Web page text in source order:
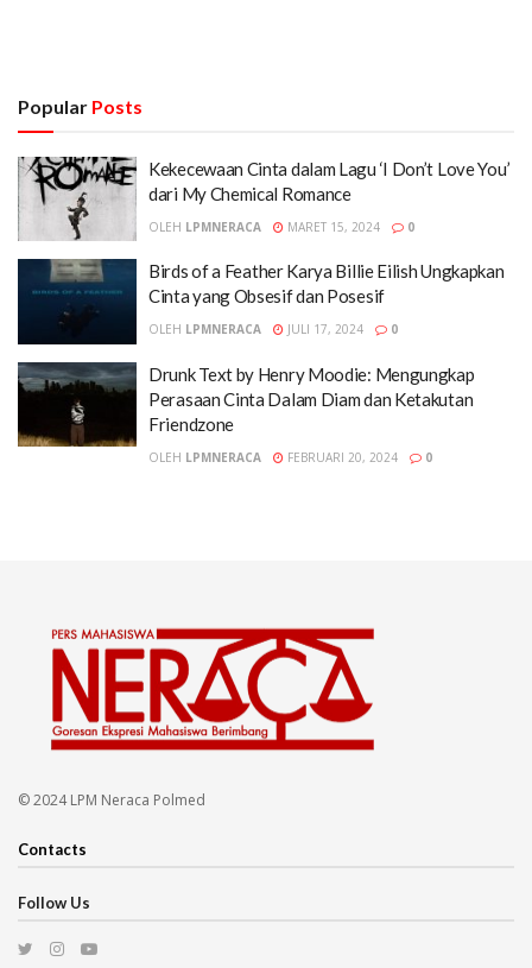
Popular Posts
Kekecewaan Cinta dalam Lagu ‘I Don’t Love You’
dari My Chemical Romance
OLEH LPMNERACA MARET 15, 2024 0
Birds of a Feather Karya Billie Eilish Ungkapkan
Cinta yang Obsesif dan Posesif
OLEH LPMNERACA JULI 17, 2024 0
Drunk Text by Henry Moodie: Mengungkap
Perasaan Cinta Dalam Diam dan Ketakutan
Friendzone
OLEH LPMNERACA FEBRUARI 20, 2024 0
© 2024 LPM Neraca Polmed
Contacts
Follow Us